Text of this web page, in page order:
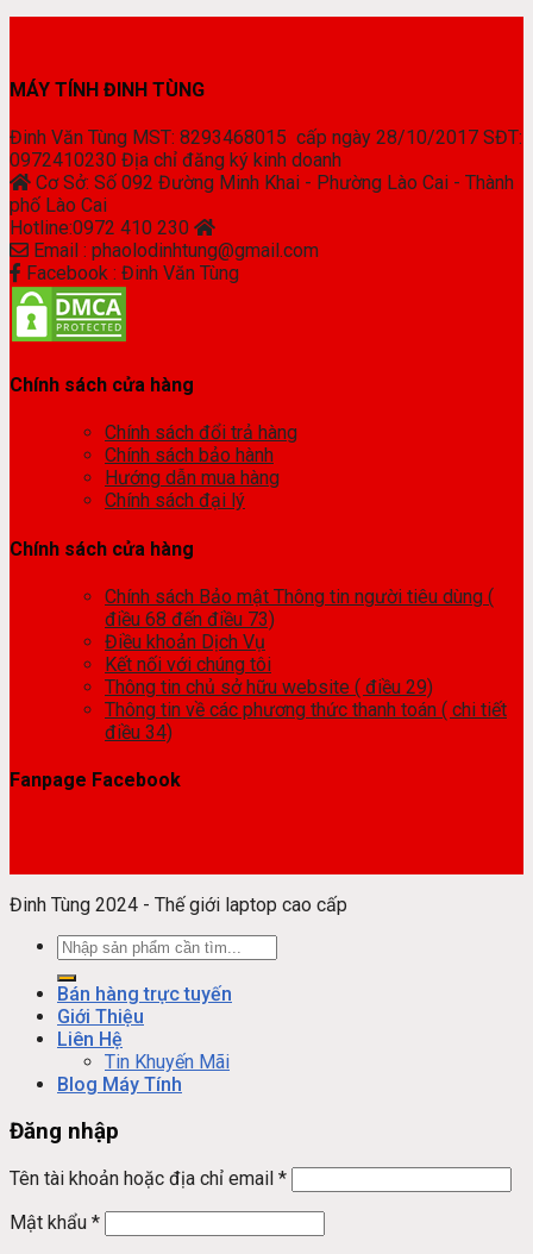
MÁY TÍNH ĐINH TÙNG
Đinh Văn Tùng MST: 8293468015 cấp ngày 28/10/2017 SĐT:
0972410230 Địa chỉ đăng ký kinh doanh
Cơ Sở: Số 092 Đường Minh Khai - Phường Lào Cai - Thành
phố Lào Cai
Hotline:0972 410 230
Email : phaolodinhtung@gmail.com
Facebook : Đinh Văn Tùng
Chính sách cửa hàng
Chính sách đổi trả hàng
Chính sách bảo hành
Hướng dẫn mua hàng
Chính sách đại lý
Chính sách cửa hàng
Chính sách Bảo mật Thông tin người tiêu dùng (
điều 68 đến điều 73)
Điều khoản Dịch Vụ
Kết nối với chúng tôi
Thông tin chủ sở hữu website ( điều 29)
Thông tin về các phương thức thanh toán ( chi tiết
điều 34)
Fanpage Facebook
Đinh Tùng 2024 - Thế giới laptop cao cấp
Tìm
Bán hàng trực tuyến
Giới Thiệu
Liên Hệ
Tin Khuyến Mãi
Blog Máy Tính
Đăng nhập
Tên tài khoản hoặc địa chỉ email *
Mật khẩu *